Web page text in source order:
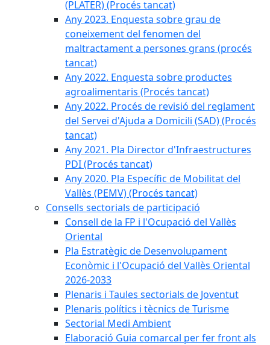
(PLATER) (Procés tancat)
Any 2023. Enquesta sobre grau de
coneixement del fenomen del
maltractament a persones grans (procés
tancat)
Any 2022. Enquesta sobre productes
agroalimentaris (Procés tancat)
Any 2022. Procés de revisió del reglament
del Servei d'Ajuda a Domicili (SAD) (Procés
tancat)
Any 2021. Pla Director d'Infraestructures
PDI (Procés tancat)
Any 2020. Pla Específic de Mobilitat del
Vallès (PEMV) (Procés tancat)
Consells sectorials de participació
Consell de la FP i l'Ocupació del Vallès
Oriental
Pla Estratègic de Desenvolupament
Econòmic i l'Ocupació del Vallès Oriental
2026-2033
Plenaris i Taules sectorials de Joventut
Plenaris polítics i tècnics de Turisme
Sectorial Medi Ambient
Elaboració Guia comarcal per fer front als